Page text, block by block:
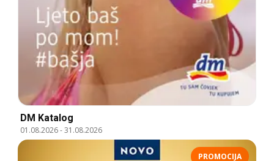
DM Katalog
01.08.2026-31.08.2026
PROMOCIJA